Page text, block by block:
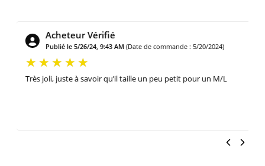
Acheteur Vérifié
Publié le 5/26/24, 9:43 AM (Date de commande : 5/20/2024)
Très joli, juste à savoir qu’il taille un peu petit pour un M/L